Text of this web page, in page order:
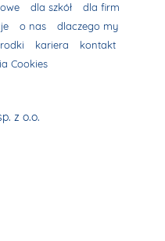
dla szkół
dla firm
o nas
dlaczego my
kariera
kontakt
Cookies
z o.o.